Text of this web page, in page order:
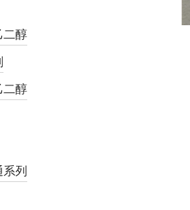
二醇
二醇
列